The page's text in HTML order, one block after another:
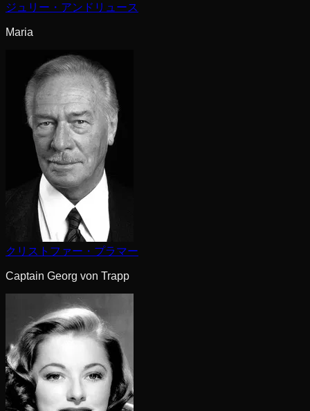
ジュリー・アンドリュース
Maria
クリストファー・プラマー
Captain Georg von Trapp